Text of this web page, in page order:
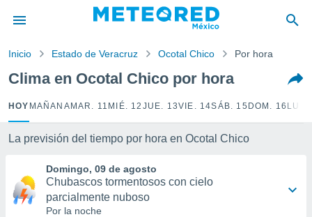
ha sido
la
que se
calidad.
y
Inicio Estado de Veracruz Ocotal Chico Por hora
Clima en Ocotal Chico por hora
HOY MAÑANA MAR. 11 MIÉ. 12 JUE. 13VIE. 14SÁB. 15 DOM. 16
La previsión del tiempo por hora en Ocotal Chico
Domingo, 09 de agosto
Chubascos tormentosos con cielo
parcialmente nuboso
Por la noche